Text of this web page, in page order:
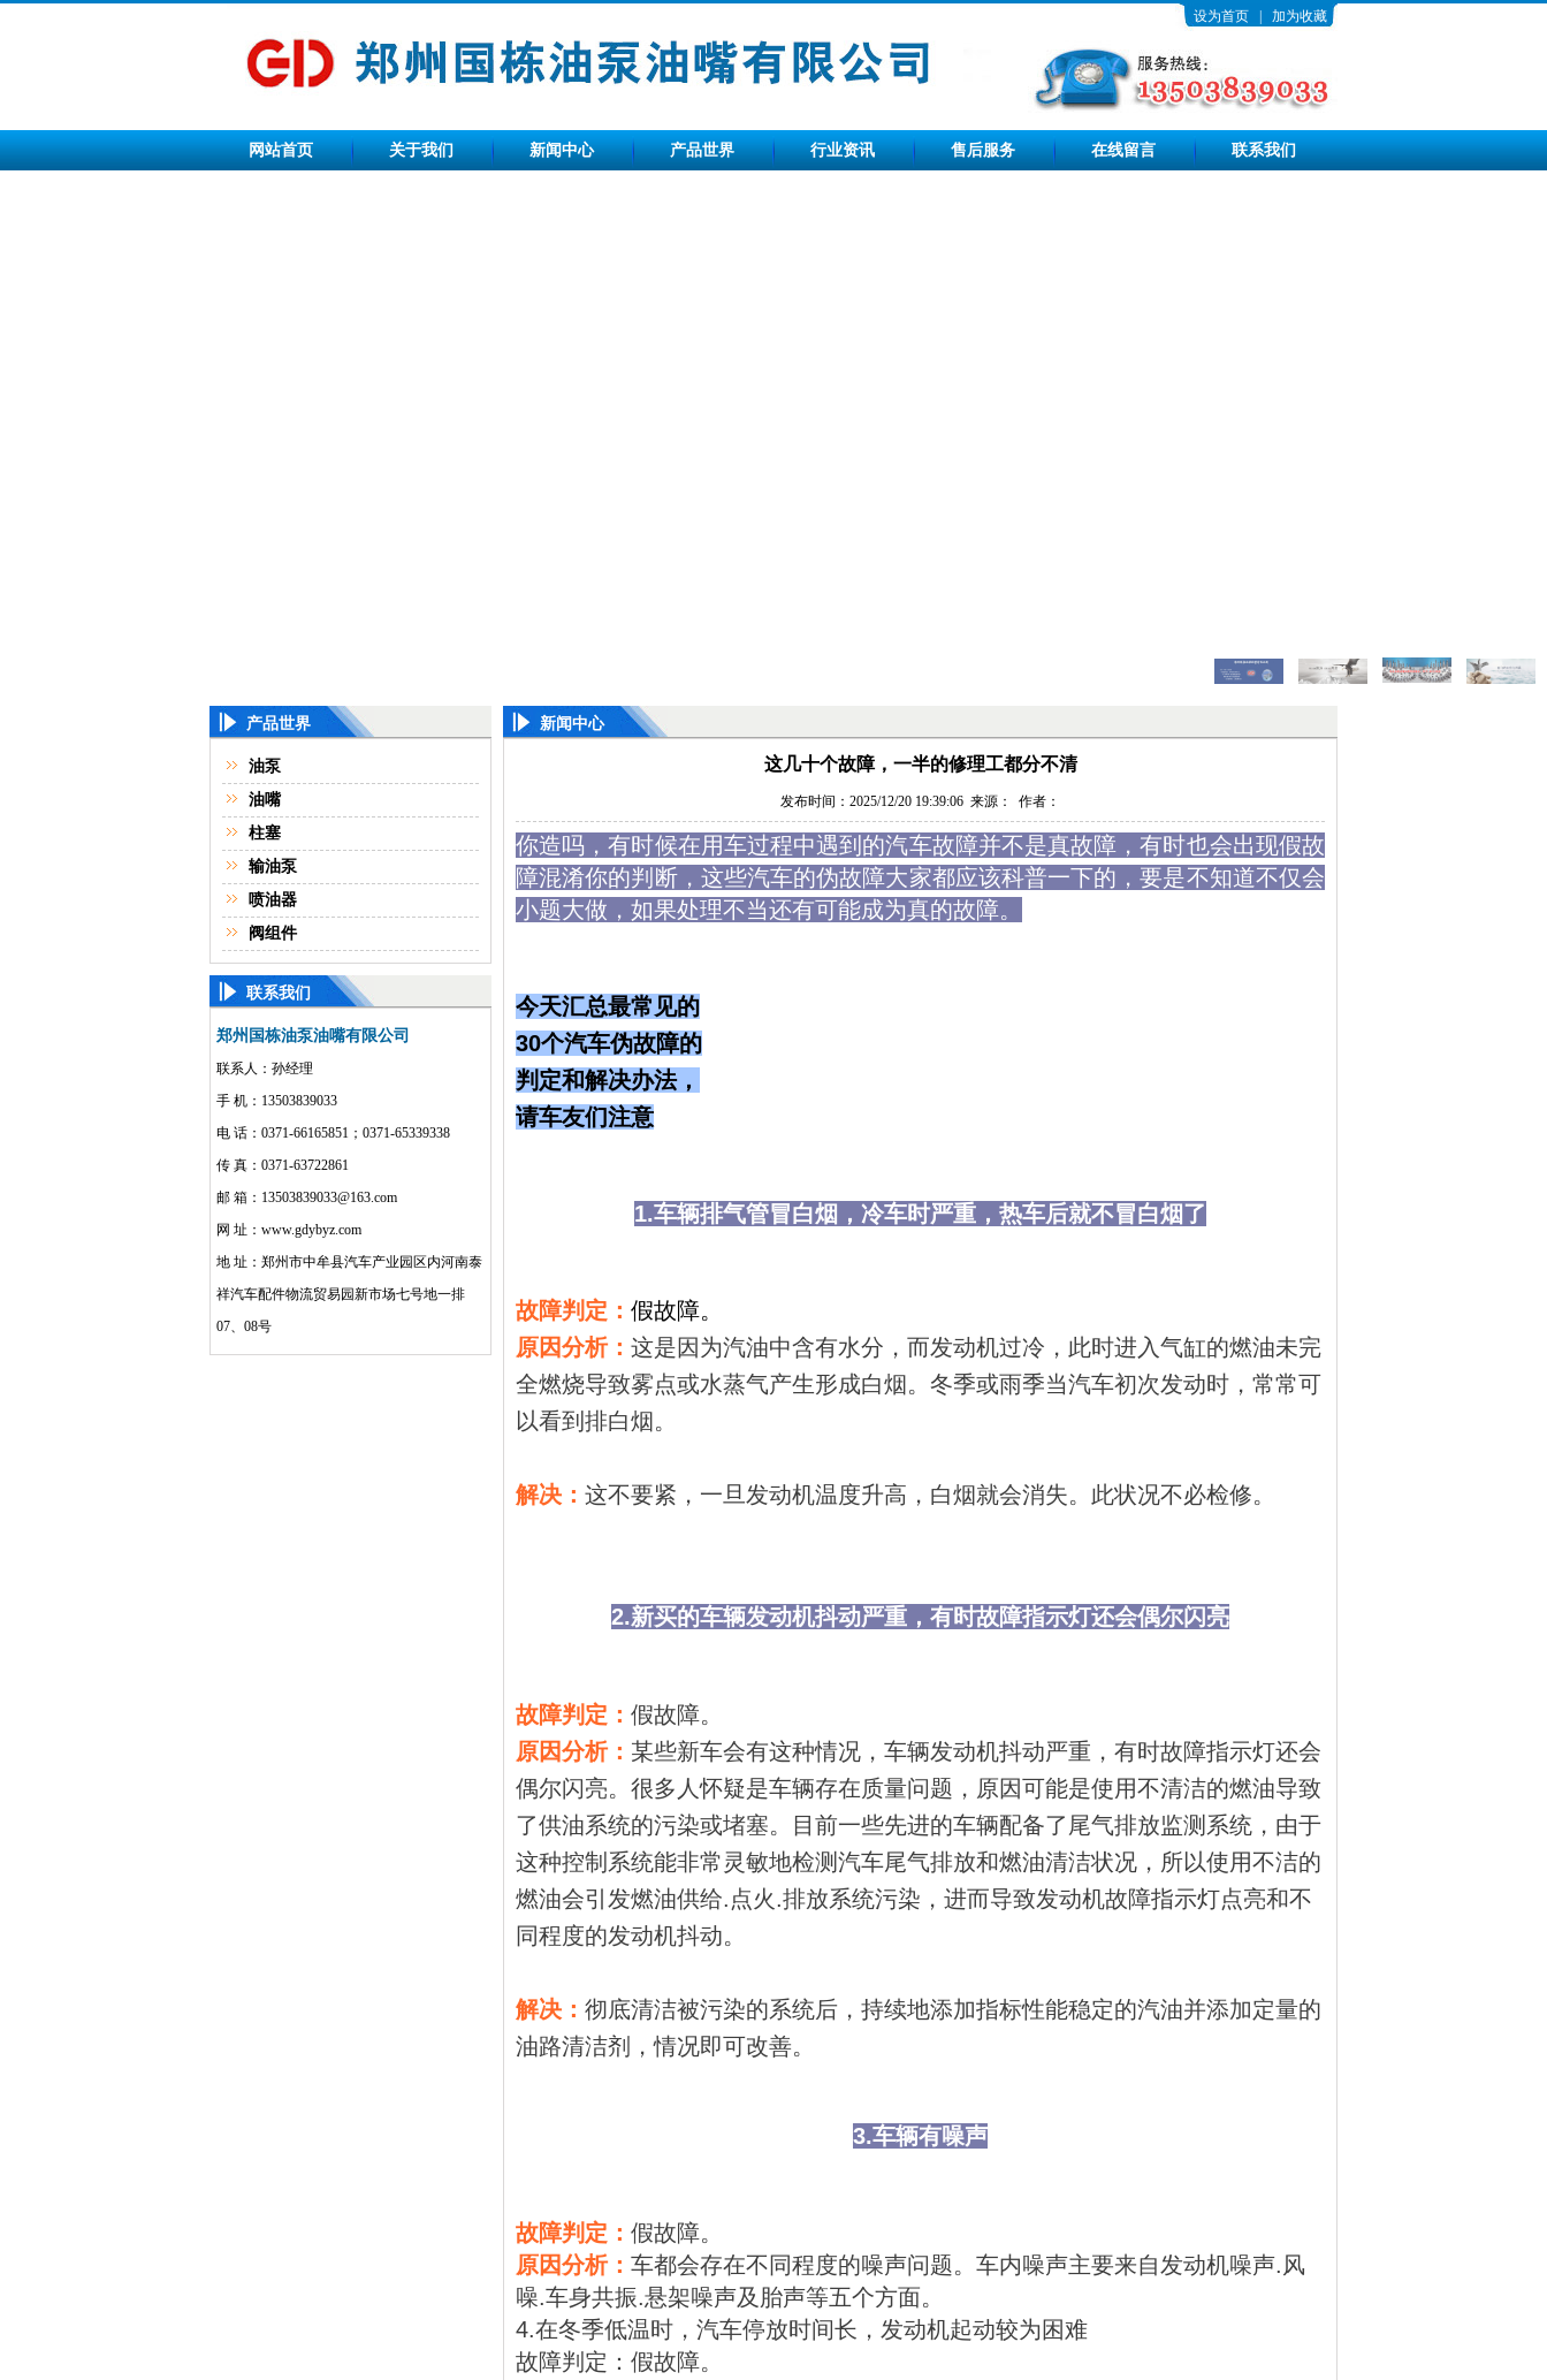
设为首页 加为收藏
网站首页 关于我们 新闻中心 产品世界 行业资讯 售后服务 在线留言 联系我们
产品世界
油泵
油嘴
柱塞
输油泵
喷油器
阀组件
联系我们
郑州国栋油泵油嘴有限公司
联系人：孙经理
手 机：13503839033
电 话：0371-66165851；0371-65339338
传 真：0371-63722861
邮 箱：13503839033@163.com
网 址：www.gdybyz.com
地 址：郑州市中牟县汽车产业园区内河南泰
祥汽车配件物流贸易园新市场七号地一排
07、08号
新闻中心
这几十个故障，一半的修理工都分不清
发布时间：2025/12/20 19:39:06 来源： 作者：
你造吗，有时候在用车过程中遇到的汽车故障并不是真故障，有时也会出现假故
障混淆你的判断，这些汽车的伪故障大家都应该科普一下的，要是不知道不仅会
小题大做，如果处理不当还有可能成为真的故障。
今天汇总最常见的
30个汽车伪故障的
判定和解决办法，
请车友们注意
1.车辆排气管冒白烟，冷车时严重，热车后就不冒白烟了
故障判定： 假故障。
原因分析： 这是因为汽油中含有水分，而发动机过冷，此时进入气缸的燃油未完
全燃烧导致雾点或水蒸气产生形成白烟。冬季或雨季当汽车初次发动时，常常可
以看到排白烟。
解决： 这不要紧，一旦发动机温度升高，白烟就会消失。此状况不必检修。
2.新买的车辆发动机抖动严重，有时故障指示灯还会偶尔闪亮
故障判定： 假故障。
原因分析： 某些新车会有这种情况，车辆发动机抖动严重，有时故障指示灯还会
偶尔闪亮。很多人怀疑是车辆存在质量问题，原因可能是使用不清洁的燃油导致
了供油系统的污染或堵塞。目前一些先进的车辆配备了尾气排放监测系统，由于
这种控制系统能非常灵敏地检测汽车尾气排放和燃油清洁状况，所以使用不洁的
燃油会引发燃油供给.点火.排放系统污染，进而导致发动机故障指示灯点亮和不
同程度的发动机抖动。
解决： 彻底清洁被污染的系统后，持续地添加指标性能稳定的汽油并添加定量的
油路清洁剂，情况即可改善。
3.车辆有噪声
故障判定： 假故障。
原因分析： 车都会存在不同程度的噪声问题。车内噪声主要来自发动机噪声.风
噪.车身共振.悬架噪声及胎声等五个方面。
4.在冬季低温时，汽车停放时间长，发动机起动较为困难
故障判定：假故障。